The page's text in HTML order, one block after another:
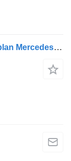
602N312 Türgriff für Bova Solbus Neoplan Mercedes Van hool EOS